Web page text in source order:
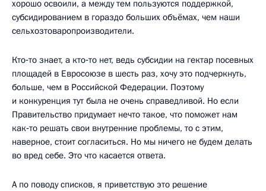
хорошо освоили, а между тем пользуются поддержкой,
субсидированием в гораздо больших объёмах, чем наши
сельхозтоваропроизводители.
Кто‑то знает, а кто‑то нет, ведь субсидии на гектар посевных
площадей в Евросоюзе в шесть раз, хочу это подчеркнуть,
больше, чем в Российской Федерации. Поэтому
и конкуренция тут была не очень справедливой. Но если
Правительство придумает нечто такое, что поможет нам
как‑то решать свои внутренние проблемы, то с этим,
наверное, стоит согласиться. Но мы ничего не будем делать
во вред себе. Это что касается ответа.
А по поводу списков, я приветствую это решение